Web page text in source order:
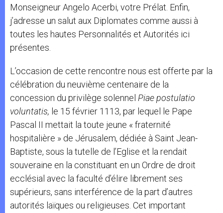
Monseigneur Angelo Acerbi, votre Prélat. Enfin,
j’adresse un salut aux Diplomates comme aussi à
toutes les hautes Personnalités et Autorités ici
présentes.
L’occasion de cette rencontre nous est offerte par la
célébration du neuvième centenaire de la
concession du privilège solennel Piae postulatio
voluntatis, le 15 février 1113, par lequel le Pape
Pascal II mettait la toute jeune « fraternité
hospitalière » de Jérusalem, dédiée à Saint Jean-
Baptiste, sous la tutelle de l’Eglise et la rendait
souveraine en la constituant en un Ordre de droit
ecclésial avec la faculté d’élire librement ses
supérieurs, sans interférence de la part d’autres
autorités laïques ou religieuses. Cet important